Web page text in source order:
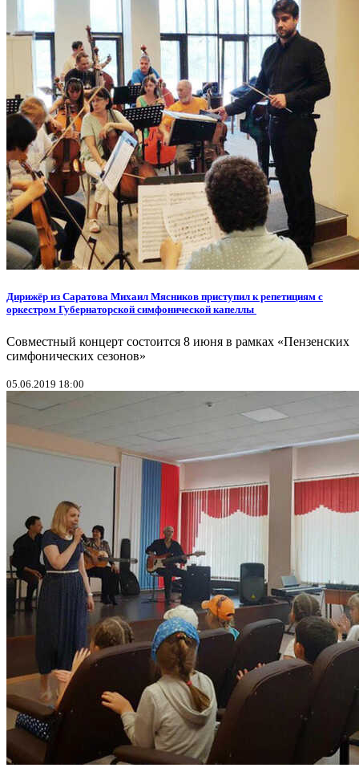
Дирижёр из Саратова Михаил Мясников приступил к репетициям с
оркестром Губернаторской симфонической капеллы
Совместный концерт состоится 8 июня в рамках «Пензенских
симфонических сезонов»
05.06.2019 18:00